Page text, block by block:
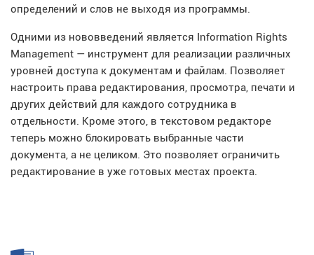
определений и слов не выходя из программы.
Одними из нововведений является Information Rights
Management — инструмент для реализации различных
уровней доступа к документам и файлам. Позволяет
настроить права редактирования, просмотра, печати и
других действий для каждого сотрудника в
отдельности. Кроме этого, в текстовом редакторе
теперь можно блокировать выбранные части
документа, а не целиком. Это позволяет ограничить
редактирование в уже готовых местах проекта.